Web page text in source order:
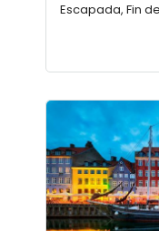
Escapada, Fin